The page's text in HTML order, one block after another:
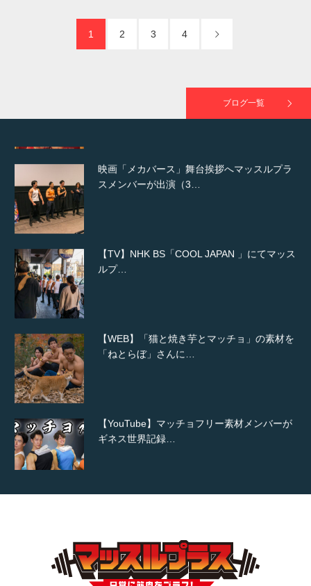
1 2 3 4
ブログ一覧
スメンバーが出演（3…
ルプ…
「ねとらぼ」さんに…
ギネス世界記録…
TOKYO FMラジオ番組「ONE MORNING」